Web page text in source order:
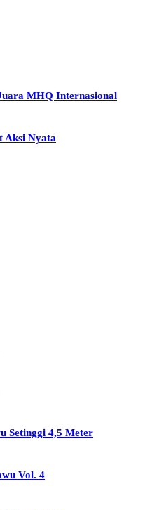
MHQ Internasional
Aksi Nyata
Setinggi 4,5 Meter
Vol. 4